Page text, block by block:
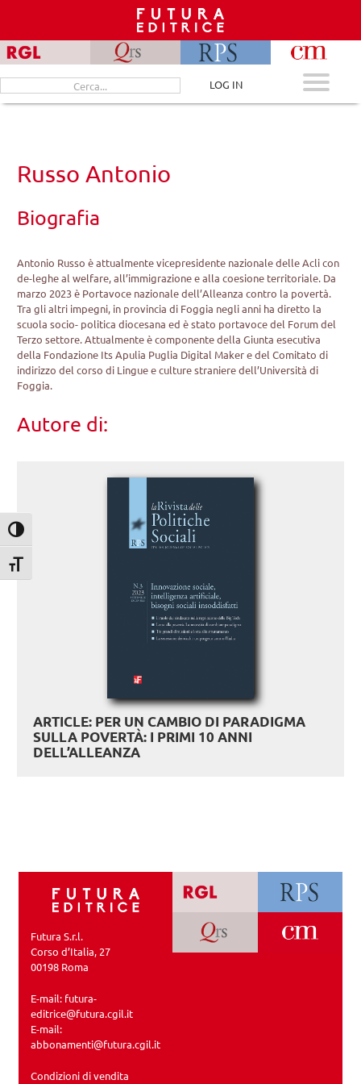
Attiva/disattiva alto contrasto
Attiva/disattiva dimensione testo
content
Cerca
per:
LOG IN
Russo Antonio
Biografia
Antonio Russo è attualmente vicepresidente nazionale delle Acli con
de-leghe al welfare, all’immigrazione e alla coesione territoriale. Da
marzo 2023 è Portavoce nazionale dell’Alleanza contro la povertà.
Tra gli altri impegni, in provincia di Foggia negli anni ha diretto la
scuola socio- politica diocesana ed è stato portavoce del Forum del
Terzo settore. Attualmente è componente della Giunta esecutiva
della Fondazione Its Apulia Puglia Digital Maker e del Comitato di
indirizzo del corso di Lingue e culture straniere dell’Università di
Foggia.
Autore di:
ARTICLE: PER UN CAMBIO DI PARADIGMA
SULLA POVERTÀ: I PRIMI 10 ANNI
DELL’ALLEANZA
Futura S.r.l.
Corso d’Italia, 27
00198 Roma
E-mail: futura-
editrice@futura.cgil.it
E-mail:
abbonamenti@futura.cgil.it
Condizioni di vendita